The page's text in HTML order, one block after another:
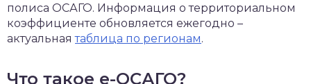
полиса ОСАГО. Информация о территориальном
коэффициенте обновляется ежегодно –
актуальнаятаблица по регионам.
Что такое е-ОСАГО?